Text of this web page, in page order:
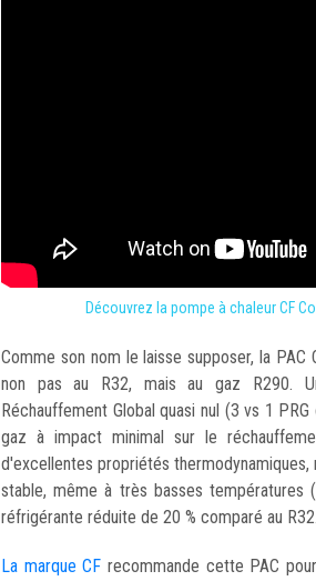
Découvrez la pompe à chaleur CF
Comme son nom le laisse supposer, la
non pas au R32, mais au gaz R290.
Réchauffement Global quasi nul (3 vs 1
gaz à impact minimal sur le
d'excellentes propriétés
stable, même à très basses températures
réfrigérante réduite de 20 % comparé au R32.
La marque CF recommande cette PAC